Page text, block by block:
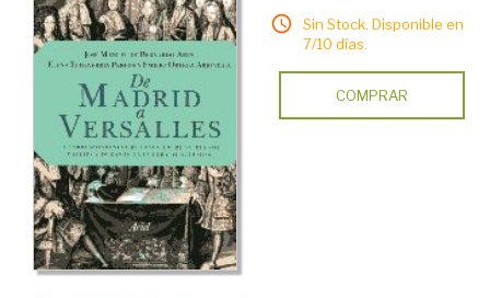
Sin Stock. Disponible en
7/10 días.
COMPRAR